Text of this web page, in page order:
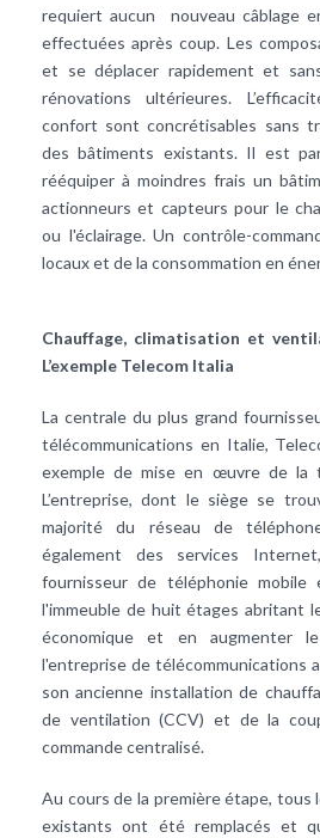
requiert aucun nouveau câblage
effectuées après coup. Les
et se déplacer rapidement et
rénovations ultérieures.
confort sont concrétisables sans
des bâtiments existants. Il est
rééquiper à moindres frais un
actionneurs et capteurs pour le
ou l'éclairage. Un contrôle-
locaux et de la consommation en
Chauffage, climatisation et
L’exemple Telecom Italia
La centrale du plus grand
télécommunications en Italie,
exemple de mise en œuvre de la
L’entreprise, dont le siège se
majorité du réseau de
également des services
fournisseur de téléphonie
l'immeuble de huit étages abritant
économique et en augmenter
l'entreprise de télécommunications
son ancienne installation de
de ventilation (CCV) et de la
commande centralisé.
Au cours de la première étape,
existants ont été remplacés et